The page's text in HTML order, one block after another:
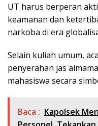
UT harus berperan
keamanan dan
narkoba di era
Selain kuliah umum,
penyerahan jas
mahasiswa secara
Baca : Kapolsek